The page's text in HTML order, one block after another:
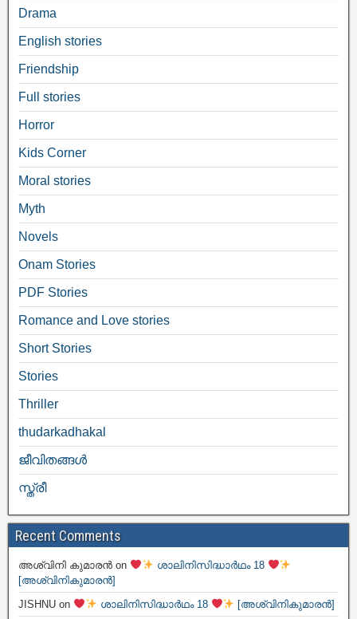
Drama
English stories
Friendship
Full stories
Horror
Kids Corner
Moral stories
Myth
Novels
Onam Stories
PDF Stories
Romance and Love stories
Short Stories
Stories
Thriller
thudarkadhakal
ജീവിതങ്ങള്‍
സ്ത്രീ
Recent Comments
അശ്വിനി കുമാരൻ on
ശാലിനിസിദ്ധാർഥം 18
[അശ്വിനികുമാരൻ]
JISHNU on ശാലിനിസിദ്ധാർഥം 18
[അശ്വിനികുമാരൻ]